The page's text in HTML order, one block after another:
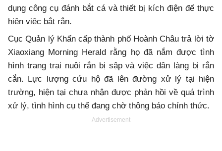
dụng công cụ đánh bắt cá và thiết bị kích điện để thực
hiện việc bắt rắn.
Cục Quản lý Khẩn cấp thành phố Hoành Châu trả lời tờ
Xiaoxiang Morning Herald rằng họ đã nắm được tình
hình trang trại nuôi rắn bị sập và việc dân làng bị rắn
cắn. Lực lượng cứu hộ đã lên đường xử lý tại hiện
trường, hiện tại chưa nhận được phản hồi về quá trình
xử lý, tình hình cụ thể đang chờ thông báo chính thức.
Advertisement